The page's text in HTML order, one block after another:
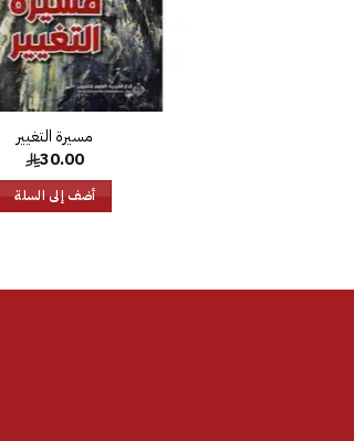
مسيرة التغيير‎
30.00
أضف إلى السلة